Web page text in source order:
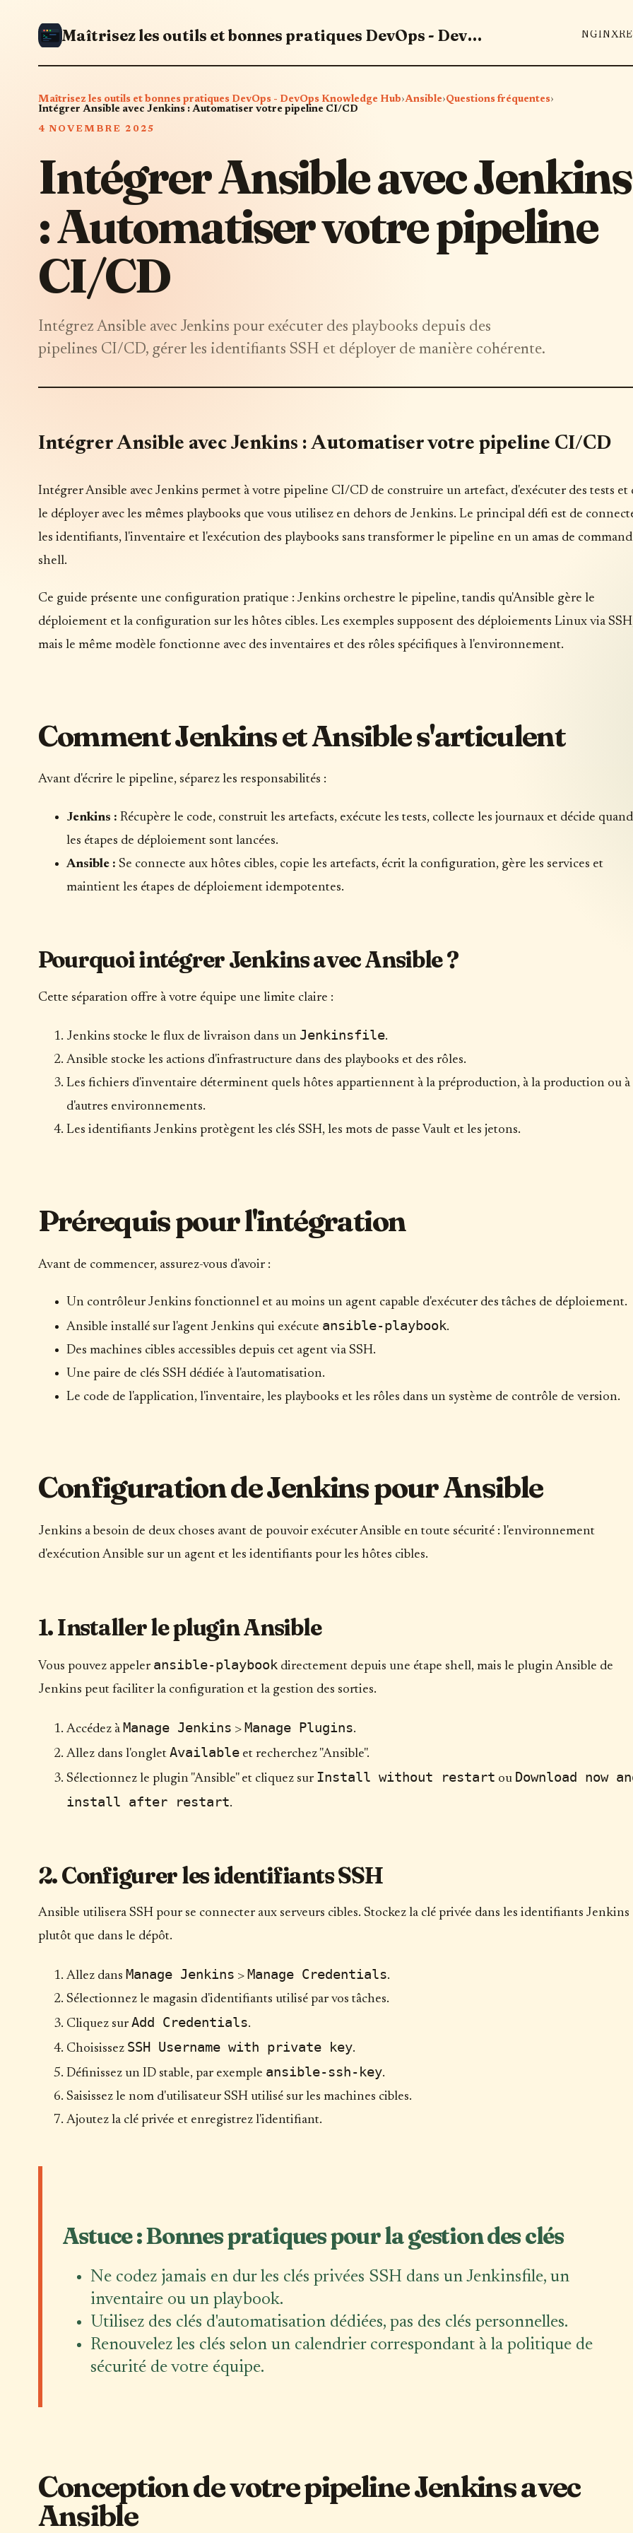
Maîtrisez les outils et bonnes pratiques DevOps - DevOps Knowledge Hub NGINX
Maîtrisez les outils et bonnes pratiques DevOps - DevOps Knowledge Hub›Ansible›Questions fréquentes›
Intégrer Ansible avec Jenkins : Automatiser votre pipeline CI/CD
4 NOVEMBRE 2025
Intégrer Ansible avec Jenkins
: Automatiser votre pipeline
CI/CD
Intégrez Ansible avec Jenkins pour exécuter des playbooks depuis des
pipelines CI/CD, gérer les identifiants SSH et déployer de manière cohérente.
Intégrer Ansible avec Jenkins : Automatiser votre pipeline CI/CD
Intégrer Ansible avec Jenkins permet à votre pipeline CI/CD de construire un artefact, d'exécuter des tests et
le déployer avec les mêmes playbooks que vous utilisez en dehors de Jenkins. Le principal défi est de
les identifiants, l'inventaire et l'exécution des playbooks sans transformer le pipeline en un amas de
shell.
Ce guide présente une configuration pratique : Jenkins orchestre le pipeline, tandis qu'Ansible gère le
déploiement et la configuration sur les hôtes cibles. Les exemples supposent des déploiements Linux via
mais le même modèle fonctionne avec des inventaires et des rôles spécifiques à l'environnement.
Comment Jenkins et Ansible s'articulent
Avant d'écrire le pipeline, séparez les responsabilités :
Jenkins : Récupère le code, construit les artefacts, exécute les tests, collecte les journaux et décide quand
les étapes de déploiement sont lancées.
Ansible : Se connecte aux hôtes cibles, copie les artefacts, écrit la configuration, gère les services et
maintient les étapes de déploiement idempotentes.
Pourquoi intégrer Jenkins avec Ansible ?
Cette séparation offre à votre équipe une limite claire :
Jenkins stocke le flux de livraison dans un Jenkinsfile.
Ansible stocke les actions d'infrastructure dans des playbooks et des rôles.
Les fichiers d'inventaire déterminent quels hôtes appartiennent à la préproduction, à la production ou à
d'autres environnements.
Les identifiants Jenkins protègent les clés SSH, les mots de passe Vault et les jetons.
Prérequis pour l'intégration
Avant de commencer, assurez-vous d'avoir :
Un contrôleur Jenkins fonctionnel et au moins un agent capable d'exécuter des tâches de déploiement.
Ansible installé sur l'agent Jenkins qui exécute ansible-playbook.
Des machines cibles accessibles depuis cet agent via SSH.
Une paire de clés SSH dédiée à l'automatisation.
Le code de l'application, l'inventaire, les playbooks et les rôles dans un système de contrôle de version.
Configuration de Jenkins pour Ansible
Jenkins a besoin de deux choses avant de pouvoir exécuter Ansible en toute sécurité : l'environnement
d'exécution Ansible sur un agent et les identifiants pour les hôtes cibles.
1. Installer le plugin Ansible
Vous pouvez appeler ansible-playbookdirectement depuis une étape shell, mais le plugin Ansible de
Jenkins peut faciliter la configuration et la gestion des sorties.
Accédez à Manage Jenkins > Manage Plugins.
Allez dans l'onglet Availableet recherchez "Ansible".
Sélectionnez le plugin "Ansible" et cliquez sur Install without restart ou Download now
install after restart.
2. Configurer les identifiants SSH
Ansible utilisera SSH pour se connecter aux serveurs cibles. Stockez la clé privée dans les identifiants Jenkins
plutôt que dans le dépôt.
Allez dans Manage Jenkins > Manage Credentials.
Sélectionnez le magasin d'identifiants utilisé par vos tâches.
Cliquez sur Add Credentials.
Choisissez SSH Username with private key.
Définissez un ID stable, par exemple ansible-ssh-key.
Saisissez le nom d'utilisateur SSH utilisé sur les machines cibles.
Ajoutez la clé privée et enregistrez l'identifiant.
Astuce : Bonnes pratiques pour la gestion des clés
Ne codez jamais en dur les clés privées SSH dans un Jenkinsfile, un
inventaire ou un playbook.
Utilisez des clés d'automatisation dédiées, pas des clés personnelles.
Renouvelez les clés selon un calendrier correspondant à la politique de
sécurité de votre équipe.
Conception de votre pipeline Jenkins avec
Ansible